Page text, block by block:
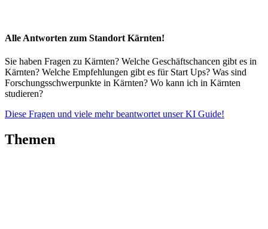
Alle Antworten zum Standort Kärnten!
Sie haben Fragen zu Kärnten? Welche Geschäftschancen gibt es in
Kärnten? Welche Empfehlungen gibt es für Start Ups? Was sind
Forschungsschwerpunkte in Kärnten? Wo kann ich in Kärnten
studieren?
Diese Fragen und viele mehr beantwortet unser KI Guide!
Themen